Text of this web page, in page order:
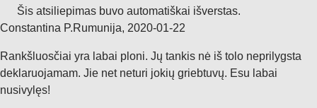
Šis atsiliepimas buvo automatiškai išverstas.
Constantina P.Rumunija, 2020‑01‑22
Rankšluosčiai yra labai ploni. Jų tankis nė iš tolo neprilygsta
deklaruojamam. Jie net neturi jokių griebtuvų. Esu labai
nusivylęs!